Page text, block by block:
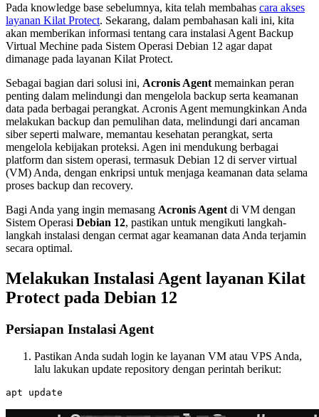
Pada knowledge base sebelumnya, kita telah membahas cara akses
layanan Kilat Protect. Sekarang, dalam pembahasan kali ini, kita
akan memberikan informasi tentang cara instalasi Agent Backup
Virtual Mechine pada Sistem Operasi Debian 12 agar dapat
dimanage pada layanan Kilat Protect.
Sebagai bagian dari solusi ini, Acronis Agent memainkan peran
penting dalam melindungi dan mengelola backup serta keamanan
data pada berbagai perangkat. Acronis Agent memungkinkan Anda
melakukan backup dan pemulihan data, melindungi dari ancaman
siber seperti malware, memantau kesehatan perangkat, serta
mengelola kebijakan proteksi. Agen ini mendukung berbagai
platform dan sistem operasi, termasuk Debian 12 di server virtual
(VM) Anda, dengan enkripsi untuk menjaga keamanan data selama
proses backup dan recovery.
Bagi Anda yang ingin memasang Acronis Agent di VM dengan
Sistem Operasi Debian 12, pastikan untuk mengikuti langkah-
langkah instalasi dengan cermat agar keamanan data Anda terjamin
secara optimal.
Melakukan Instalasi Agent layanan Kilat
Protect pada Debian 12
Persiapan Instalasi Agent
Pastikan Anda sudah login ke layanan VM atau VPS Anda,
lalu lakukan update repository dengan perintah berikut: